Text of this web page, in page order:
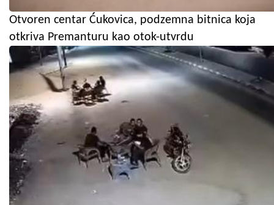
Otvoren centar Ćukovica, podzemna bitnica koja
otkriva Premanturu kao otok-utvrdu